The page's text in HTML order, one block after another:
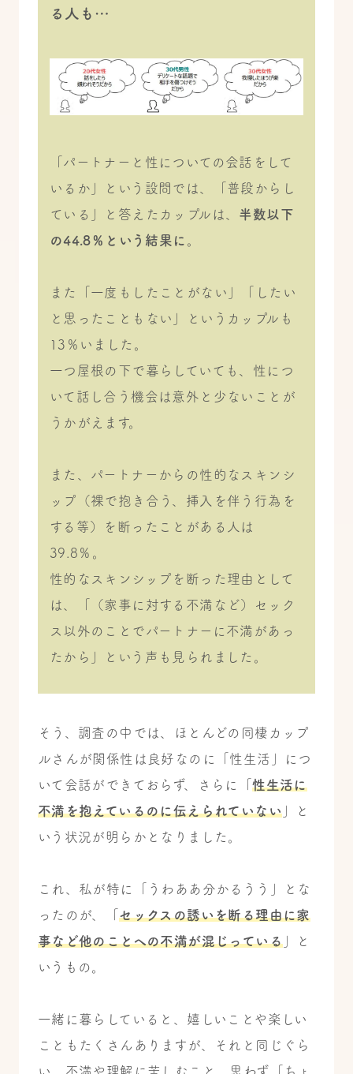
る人も…
「パートナーと性についての会話をして
いるか」という設問では、「普段からし
ている」と答えたカップルは、 半数以下
の44.8％という結果に 。
また「一度もしたことがない」「したい
と思ったこともない」というカップルも
13％いました。
一つ屋根の下で暮らしていても、性につ
いて話し合う機会は意外と少ないことが
うかがえます。
また、パートナーからの性的なスキンシ
ップ（裸で抱き合う、挿入を伴う行為を
する等）を断ったことがある人は
39.8％。
性的なスキンシップを断った理由として
は、「（家事に対する不満など）セック
ス以外のことでパートナーに不満があっ
たから」という声も見られました。
そう、調査の中では、ほとんどの同棲カップ
ルさんが関係性は良好なのに「性生活」につ
いて会話ができておらず、さらに「性生活に
不満を抱えているのに伝えられていない」と
いう状況が明らかとなりました。
これ、私が特に「うわああ分かるうう」とな
ったのが、「セックスの誘いを断る理由に家
事など他のことへの不満が混じっている」と
いうもの。
一緒に暮らしていると、嬉しいことや楽しい
こともたくさんありますが、それと同じぐら
い、不満や理解に苦しむこと、思わず「ちょ